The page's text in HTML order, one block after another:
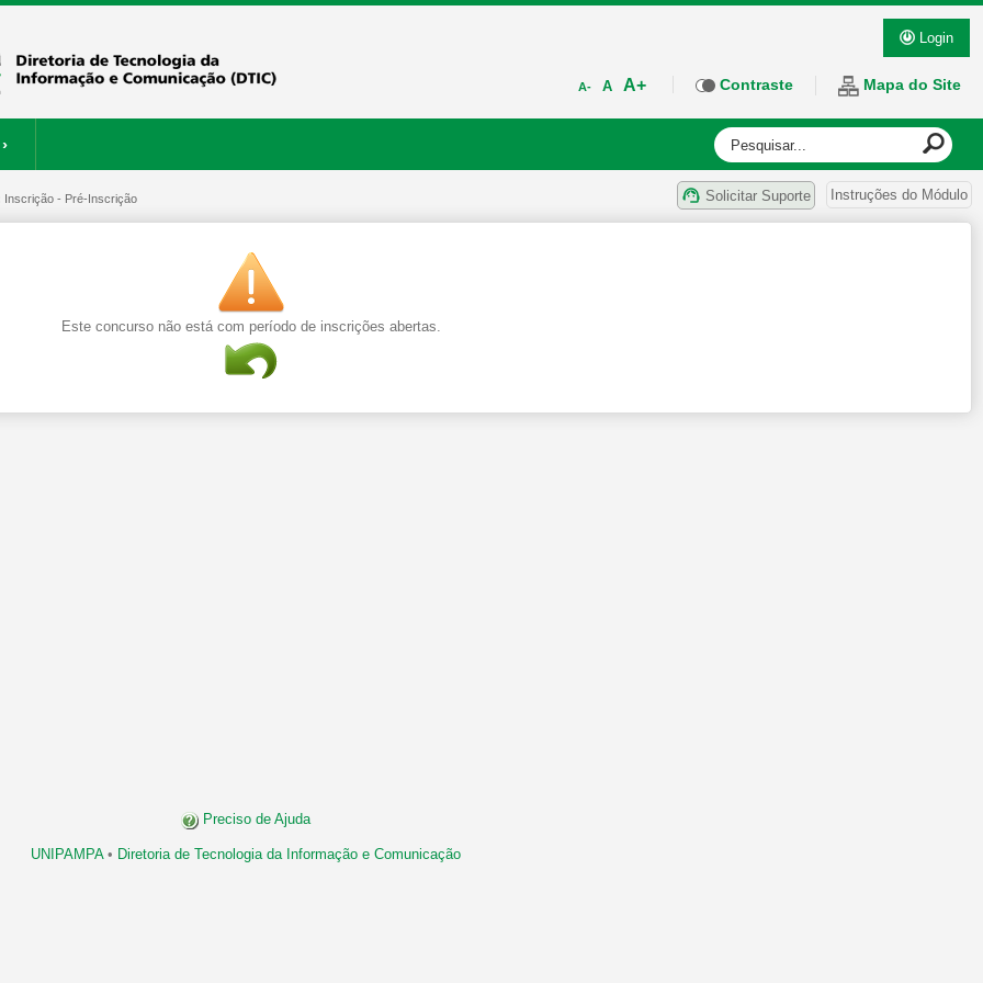
Login
A- A A+ Contraste Mapa do Site
RESTAURANTE
Inscrição - Pré-Inscrição Instruções do Módulo
Solicitar Suporte
Este concurso não está com período de inscrições abertas.
Preciso de Ajuda
UNIPAMPA• Diretoria de Tecnologia da Informação e Comunicação